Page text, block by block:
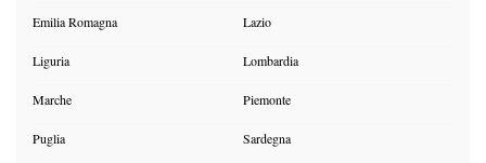
Emilia Romagna Lazio
Liguria Lombardia
Marche Piemonte
Puglia Sardegna